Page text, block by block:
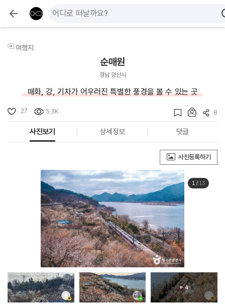
여행지
순매원
경남 양산시
매화, 강, 기차가 어우러진 특별한 풍경을 볼 수 있는 곳
27 5.3K 8
사진보기 상세정보 댓글
사진등록하기
1/ 13
+ 4